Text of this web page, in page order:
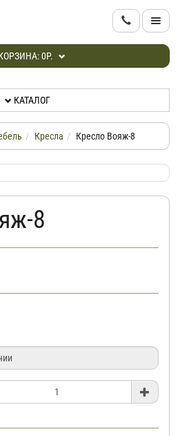
0Р.
КАТАЛОГ
Кресла Кресло Вояж-8
8